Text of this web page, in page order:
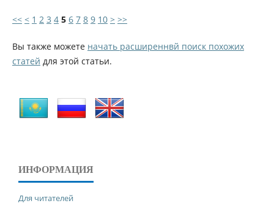
<< < 1 2 3 4 5 6 7 8 9 10 > >>
Вы также можете начать расширеннвй поиск похожих
статей для этой статьи.
ИНФОРМАЦИЯ
Для читателей